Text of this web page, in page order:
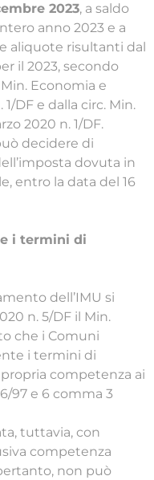
2023, a saldo
anno 2023 e a
aliquote risultanti dal
il 2023, secondo
Economia e
DF e dalla circ. Min.
2020 n. 1/DF.
decidere di
dovuta in
entro la data del 16
i termini di
dell’IMU si
n. 5/DF il Min.
che i Comuni
i termini di
competenza ai
97 e 6 comma 3
tuttavia, con
competenza
non può